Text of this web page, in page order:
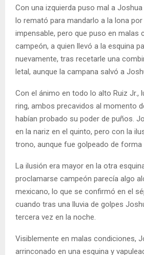
Con una izquierda puso mal a
lo remató para mandarlo a la lona
impensable, pero que puso en malas
campeón, a quien llevó a la esquina
nuevamente, tras recetarle una
letal, aunque la campana salvó a
Con el ánimo en todo lo alto Ruiz Jr.,
ring, ambos precavidos al momento
habían probado su poder de puños.
en la nariz en el quinto, pero con la
trono, aunque fue golpeado de forma
La ilusión era mayor en la otra
proclamarse campeón parecía algo
mexicano, lo que se confirmó en el
cuando tras una lluvia de golpes
tercera vez en la noche.
Visiblemente en malas condiciones,
arrinconado en una esquina y